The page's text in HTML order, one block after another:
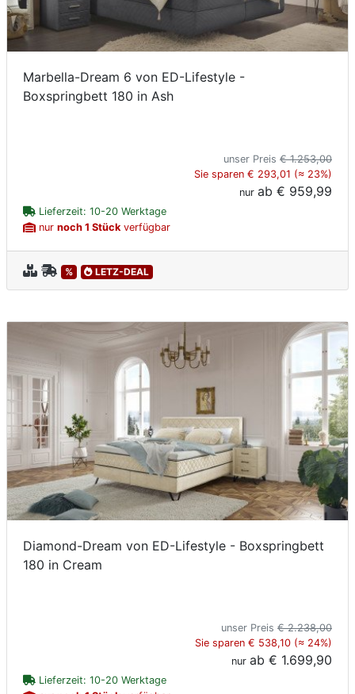
Marbella-Dream 6 von ED-Lifestyle -
Boxspringbett 180 in Ash
unser Preis € 1.253,00
Sie sparen € 293,01 (≈ 23%)
nur ab € 959,99
Lieferzeit: 10-20 Werktage
nur noch 1 Stückverfügbar
% LETZ-DEAL
Diamond-Dream von ED-Lifestyle - Boxspringbett
180 in Cream
unser Preis € 2.238,00
Sie sparen € 538,10 (≈ 24%)
nur ab € 1.699,90
Lieferzeit: 10-20 Werktage